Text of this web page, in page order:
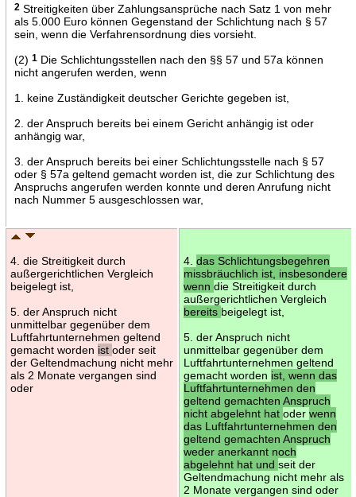
2Streitigkeiten über Zahlungsansprüche nach Satz 1 von mehr
als 5.000 Euro können Gegenstand der Schlichtung nach § 57
sein, wenn die Verfahrensordnung dies vorsieht.
(2) 1Die Schlichtungsstellen nach den §§ 57 und 57a können
nicht angerufen werden, wenn
1. keine Zuständigkeit deutscher Gerichte gegeben ist,
2. der Anspruch bereits bei einem Gericht anhängig ist oder
anhängig war,
3. der Anspruch bereits bei einer Schlichtungsstelle nach § 57
oder § 57a geltend gemacht worden ist, die zur Schlichtung des
Anspruchs angerufen werden konnte und deren Anrufung nicht
nach Nummer 5 ausgeschlossen war,
4. die Streitigkeit durch
außergerichtlichen Vergleich
beigelegt ist,
5. der Anspruch nicht
unmittelbar gegenüber dem
Luftfahrtunternehmen geltend
gemacht worden ist oder seit
der Geltendmachung nicht mehr
als 2 Monate vergangen sind
oder
4. das Schlichtungsbegehren
missbräuchlich ist, insbesondere
wenn die Streitigkeit durch
außergerichtlichen Vergleich
bereits beigelegt ist,
5. der Anspruch nicht
unmittelbar gegenüber dem
Luftfahrtunternehmen geltend
gemacht worden ist, wenn das
Luftfahrtunternehmen den
geltend gemachten Anspruch
nicht abgelehnt hat oder wenn
das Luftfahrtunternehmen den
geltend gemachten Anspruch
weder anerkannt noch
abgelehnt hat und seit der
Geltendmachung nicht mehr als
2 Monate vergangen sind oder